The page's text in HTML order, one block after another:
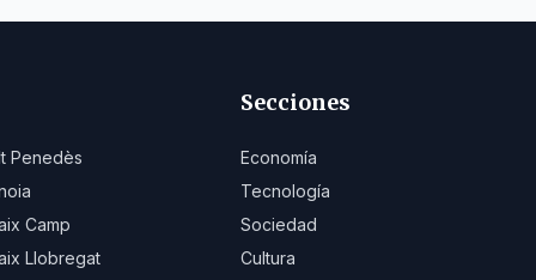
Penedès
Camp
Llobregat
Secciones
Economía
Tecnología
Sociedad
Cultura